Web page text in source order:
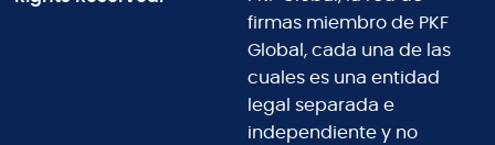
firmas miembro de PKF
Global, cada una de las
cuales es una entidad
legal separada e
independiente y no